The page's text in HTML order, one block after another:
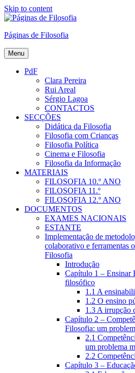
Skip to content
Páginas de Filosofia
Menu
PdF
Clara Pereira
Rui Areal
Sérgio Lagoa
CONTACTOS
SECÇÕES
Didática da Filosofia
Filosofia com Crianças
Filosofia Política
Cinema e Filosofia
Filosofia da Informação
MATERIAIS
FILOSOFIA 10.º ANO
FILOSOFIA 11.º
FILOSOFIA 12.º ANO
DOCUMENTOS
EXAMES NACIONAIS
ESTANTE
Implementação de
colaborativo e ferramentas
Filosofia
Introdução
Capítulo 1 – Ensinar
filosófico
1.1 A
1.2 O ensino
1.3 A irrupção
Capítulo 2 –
Filosofia: um
2.1
um problema
2.2
Capítulo 3 –